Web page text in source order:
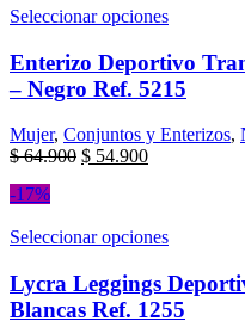
Seleccionar opciones
Enterizo Deportivo
– Negro Ref. 5215
Mujer, Conjuntos y Enterizos,
$64.900 $ 54.900
-17%
Seleccionar opciones
Lycra Leggings
Blancas Ref. 1255